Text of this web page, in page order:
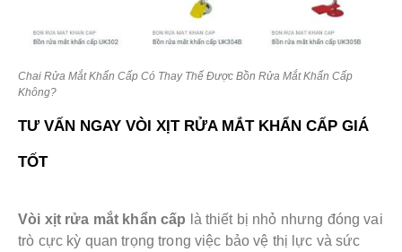
Chai Rửa Mắt Khẩn Cấp Có Thay Thế Được Bồn Rửa Mắt Khẩn Cấp
Không?
TƯ VẤN NGAY VÒI XỊT RỬA MẮT KHẨN CẤP GIÁ
TỐT
Vòi xịt rửa mắt khẩn cấp là thiết bị nhỏ nhưng đóng vai
trò cực kỳ quan trọng trong việc bảo vệ thị lực và sức